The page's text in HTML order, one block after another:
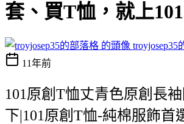
套、買T恤，就上101
troyjosep35
11年前
101原創T恤丈青色原創長
下|101原創T恤-純棉服飾首